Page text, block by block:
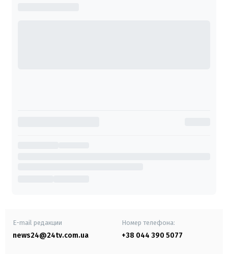
E-mail редакции
news24@24tv.com.ua
Номер телефона:
+38 044 390 5077